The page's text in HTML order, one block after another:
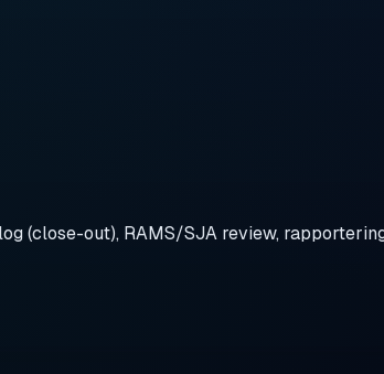
(close-out), RAMS/SJA review,